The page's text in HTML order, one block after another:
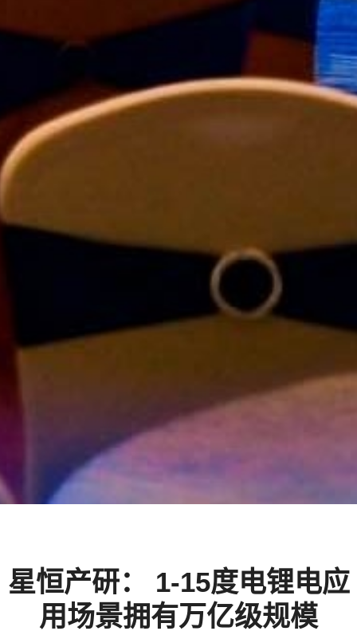
星恒产研： 1-15度电锂电应
用场景拥有万亿级规模